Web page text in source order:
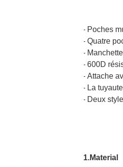
- Poches
- Quatre
-
- 600D
- Attache
- La
- Deux
1.Material